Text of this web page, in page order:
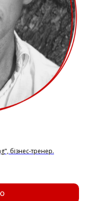
бізнес-тренер.